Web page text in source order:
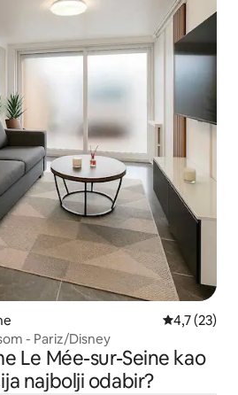
Prosječna
4,7 (23)
- Pariz/Disney
Le Mée-sur-Seine kao
najbolji odabir?